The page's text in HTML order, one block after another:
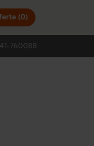
760088
(0)